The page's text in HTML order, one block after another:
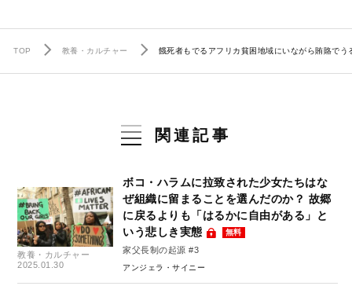
TOP 教養・カルチャー 餓死者もでるアフリカ貧困地域にいながら賄賂で
関連記事
教養・カルチャー
2025.01.30
ボコ・ハラムに拉致された少女たちはな
ぜ組織に留まることを選んだのか？ 故郷
に戻るよりも「はるかに自由がある」と
いう悲しき実態
無料
家父長制の起源 #3
アンジェラ・サイニー